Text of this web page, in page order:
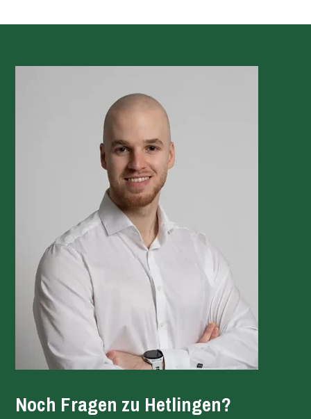
Noch Fragen zu Hetlingen?